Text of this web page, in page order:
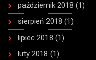
październik 2018 (1)
sierpień 2018 (1)
lipiec 2018 (1)
luty 2018 (1)